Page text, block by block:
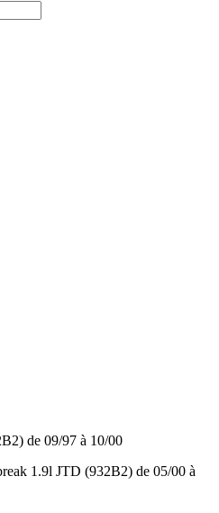
de 09/97 à 10/00
1.9l JTD (932B2) de 05/00 à